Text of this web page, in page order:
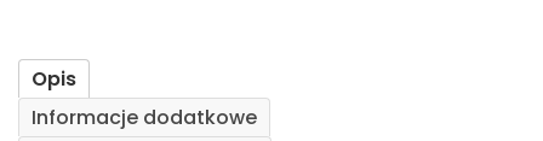
Opis
Informacje dodatkowe